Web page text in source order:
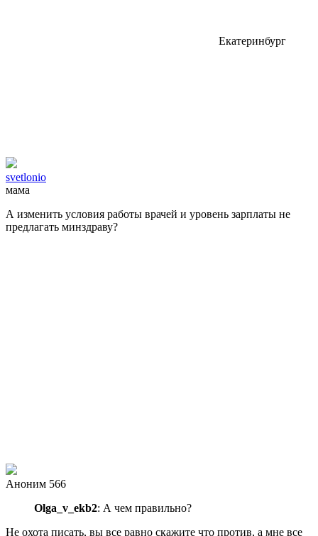
Екатеринбург
svetlonio
мама
А изменить условия работы врачей и уровень зарплаты не
предлагать минздраву?
Аноним 566
Olga_v_ekb2: А чем правильно?
Не охота писать, вы все равно скажите что против, а мне все